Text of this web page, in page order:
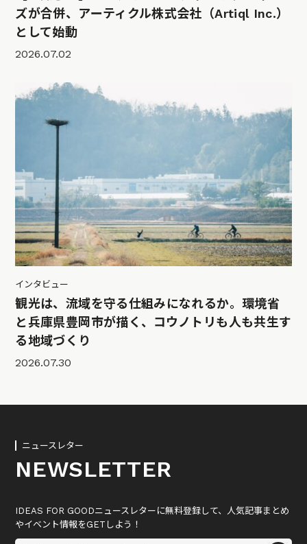
ズが合併、アーティクル株式会社（Artiql Inc.）
として始動
2026.07.02
インタビュー
観光は、流域を守る仕組みになれるか。環境省
と兵庫県豊岡市が描く、コウノトリも人も共生す
る地域づくり
2026.07.30
ニュースレター
NEWSLETTER
IDEAS FOR GOODニュースレターに無料登録して、人気記事まとめ
やイベント情報をGETしよう！